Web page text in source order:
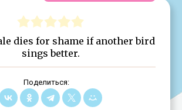
dies for shame if another bird
sings better.
Поделиться: